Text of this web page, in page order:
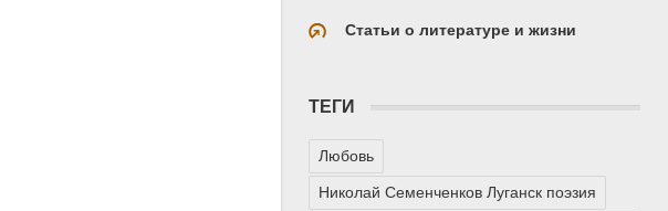
Статьи о литературе и жизни
ТЕГИ
Любовь
Николай Семенченков Луганск поэзия